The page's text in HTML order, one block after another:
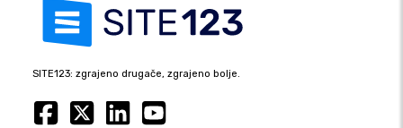
SITE123: zgrajeno drugače, zgrajeno bolje.